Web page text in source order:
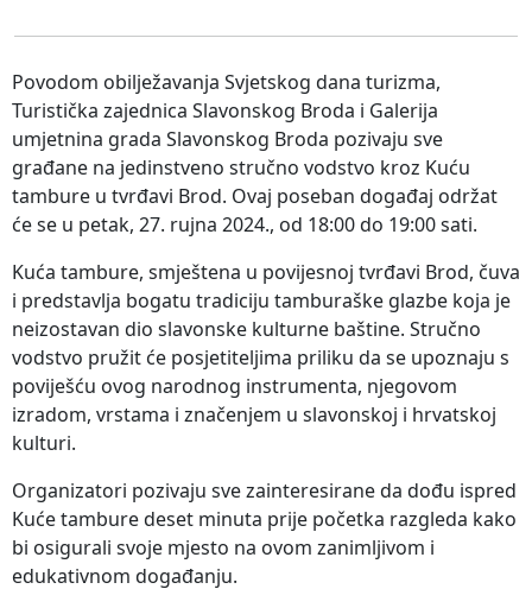
Povodom obilježavanja Svjetskog dana turizma,
Turistička zajednica Slavonskog Broda i Galerija
umjetnina grada Slavonskog Broda pozivaju sve
građane na jedinstveno stručno vodstvo kroz Kuću
tambure u tvrđavi Brod. Ovaj poseban događaj održat
će se u petak, 27. rujna 2024., od 18:00 do 19:00 sati.
Kuća tambure, smještena u povijesnoj tvrđavi Brod, čuva
i predstavlja bogatu tradiciju tamburaške glazbe koja je
neizostavan dio slavonske kulturne baštine. Stručno
vodstvo pružit će posjetiteljima priliku da se upoznaju s
poviješću ovog narodnog instrumenta, njegovom
izradom, vrstama i značenjem u slavonskoj i hrvatskoj
kulturi.
Organizatori pozivaju sve zainteresirane da dođu ispred
Kuće tambure deset minuta prije početka razgleda kako
bi osigurali svoje mjesto na ovom zanimljivom i
edukativnom događanju.